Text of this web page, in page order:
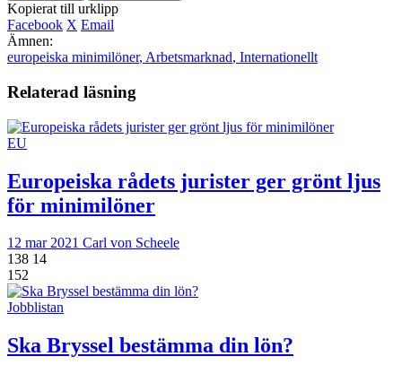
Kopierat till urklipp
Facebook X Email
Ämnen:
europeiska minimilöner, Arbetsmarknad, Internationellt
Relaterad läsning
EU
Europeiska rådets jurister ger grönt ljus
för minimilöner
12 mar 2021 Carl von Scheele
138 14
152
Jobblistan
Ska Bryssel bestämma din lön?